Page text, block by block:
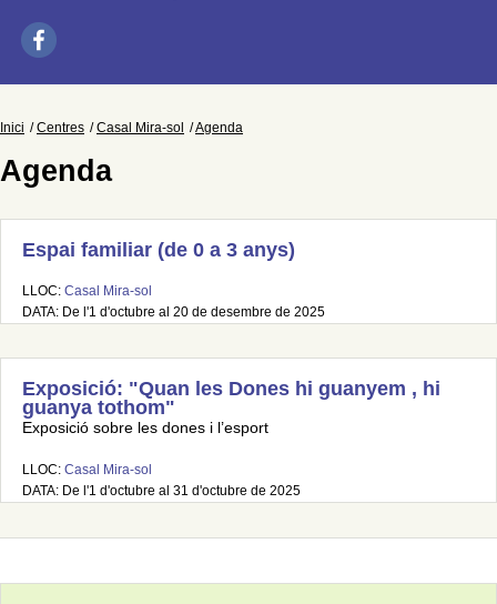
Inici Centres Casal Mira-sol Agenda
Agenda
Espai familiar (de 0 a 3 anys)
LLOC: Casal Mira-sol
DATA: De l'1 d'octubre al 20 de desembre de 2025
Exposició: "Quan les Dones hi guanyem , hi
guanya tothom"
Exposició sobre les dones i l’esport
LLOC: Casal Mira-sol
DATA: De l'1 d'octubre al 31 d'octubre de 2025